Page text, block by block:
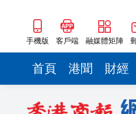
手機版 客戶端 融媒體矩陣
首頁 港聞 財經
4月港按
【收市
穗白雲
中國旅